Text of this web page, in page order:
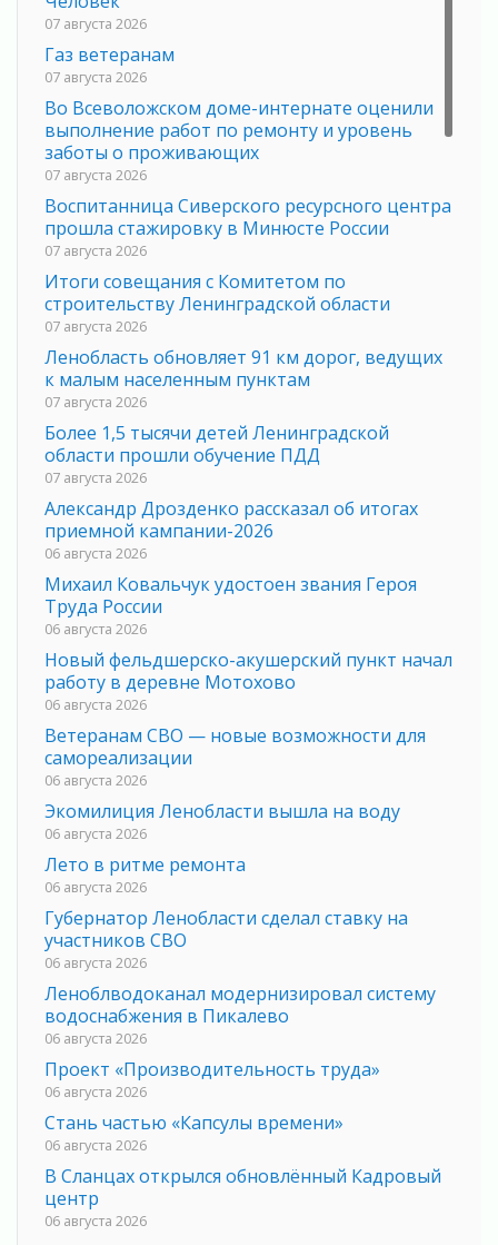
07 августа 2026
Газ ветеранам
07 августа 2026
Во Всеволожском доме-интернате оценили
выполнение работ по ремонту и уровень
заботы о проживающих
07 августа 2026
Воспитанница Сиверского ресурсного центра
прошла стажировку в Минюсте России
07 августа 2026
Итоги совещания с Комитетом по
строительству Ленинградской области
07 августа 2026
Ленобласть обновляет 91 км дорог, ведущих
к малым населенным пунктам
07 августа 2026
Более 1,5 тысячи детей Ленинградской
области прошли обучение ПДД
07 августа 2026
Александр Дрозденко рассказал об итогах
приемной кампании-2026
06 августа 2026
Михаил Ковальчук удостоен звания Героя
Труда России
06 августа 2026
Новый фельдшерско-акушерский пункт начал
работу в деревне Мотохово
06 августа 2026
Ветеранам СВО — новые возможности для
самореализации
06 августа 2026
Экомилиция Ленобласти вышла на воду
06 августа 2026
Лето в ритме ремонта
06 августа 2026
Губернатор Ленобласти сделал ставку на
участников СВО
06 августа 2026
Леноблводоканал модернизировал систему
водоснабжения в Пикалево
06 августа 2026
Проект «Производительность труда»
06 августа 2026
Стань частью «Капсулы времени»
06 августа 2026
В Сланцах открылся обновлённый Кадровый
центр
06 августа 2026